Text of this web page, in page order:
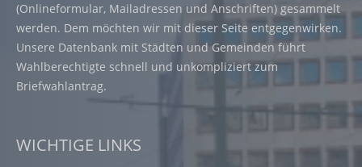
(Onlineformular, Mailadressen und Anschriften) gesammelt
werden. Dem möchten wir mit dieser Seite entgegenwirken.
Unsere Datenbank mit Städten und Gemeinden führt
Wahlberechtigte schnell und unkompliziert zum
Briefwahlantrag.
WICHTIGE LINKS